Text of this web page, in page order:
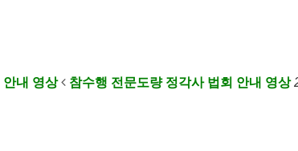
안내 영상 참수행 전문도량 정각사 법회 안내 영상